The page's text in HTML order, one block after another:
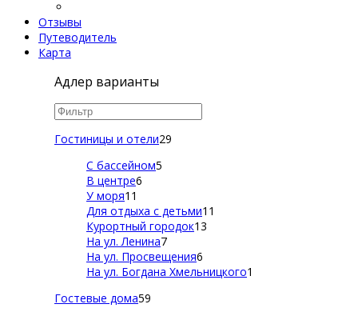
Отзывы
Путеводитель
Карта
Адлер варианты
Гостиницы и отели29
С бассейном5
В центре6
У моря11
Для отдыха с детьми11
Курортный городок13
На ул. Ленина7
На ул. Просвещения6
На ул. Богдана Хмельницкого1
Гостевые дома59